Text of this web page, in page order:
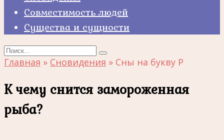
Совместимость людей
Существа и сущности
Search
for:
Главная » Сновидения » Сны на букву Р
К чему снится замороженная
рыба?